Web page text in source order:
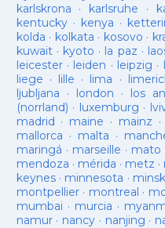
karlskrona · karlsruhe ·
kentucky· kenya ·
kolda · kolkata · kosovo ·
kuwait· kyoto · la paz ·
leicester· leiden · leipzig ·
liege · lille · lima ·
ljubljana · london · los
(norrland) · luxemburg ·
madrid · maine · mainz ·
mallorca · malta ·
maringá · marseille · mato
mendoza · mérida · metz ·
keynes· minnesota · minsk
montpellier· montreal ·
mumbai · murcia ·
namur· nancy · nanjing ·